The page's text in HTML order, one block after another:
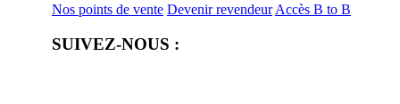
Nos points de vente Devenir revendeur Accès B to B
SUIVEZ-NOUS :